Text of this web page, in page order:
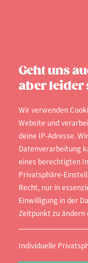
Geht uns
aber leider
Wir verwenden
Website und
deine IP-Adresse.
Datenverarbeitung
eines berechtigten
Privatsphäre-
Recht, nur in
Einwilligung in der
Zeitpunkt zu ändern
Individuelle
Die Themen
gehören
den Dingen,
Gerade als
von dem
steht, noch
sollte sich
Kleinvieh Mist
Sparen
Gewinn.